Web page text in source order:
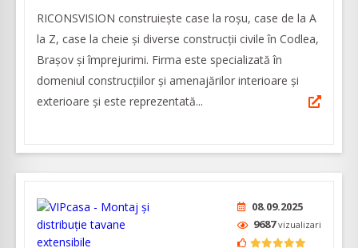
RICONSVISION construiește case la roșu, case de la A
la Z, case la cheie și diverse construcții civile în Codlea,
Brașov și împrejurimi. Firma este specializată în
domeniul construcțiilor și amenajărilor interioare și
exterioare și este reprezentată...
08.09.2025
9687vizualizari